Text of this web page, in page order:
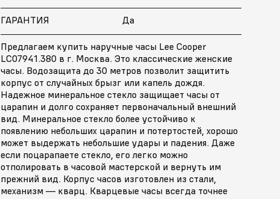
ГАРАНТИЯ Да
Предлагаем купить наручные часы Lee Cooper
LC07941.380 в г. Москва. Это классические женские
часы. Водозащита до 30 метров позволит защитить
корпус от случайных брызг или капель дождя.
Надежное минеральное стекло защищает часы от
царапин и долго сохраняет первоначальный внешний
вид. Минеральное стекло более устойчиво к
появлению небольших царапин и потертостей, хорошо
может выдержать небольшие удары и падения. Даже
если поцарапаете стекло, его легко можно
отполировать в часовой мастерской и вернуть им
прежний вид. Корпус часов изготовлен из стали,
механизм — кварц. Кварцевые часы всегда точнее